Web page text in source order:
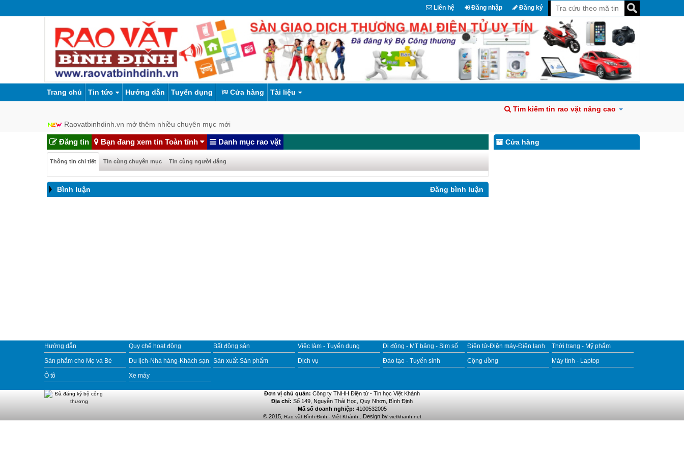
Liên hệ Đăng nhập Đăng ký
Trang chủ Tin tức Hướng dẫn Tuyển dụng Cửa hàng Tài liệu
Tìm kiếm tin rao vặt nâng cao
Raovatbinhdinh.vn mở thêm nhiều chuyên mục mới
Đăng tin Bạn đang xem tin Toàn tỉnh Danh mục rao vặt
Thông tin chi tiết Tin cùng chuyên mục Tin cùng người đăng
Bình luận Đăng bình luận
Cửa hàng
Hướng dẫn Quy chế hoạt động Bất động sản Việc làm - Tuyển dụng Di động - MT bảng - Sim số Điện tử-Điện máy-Điện lạnh Thời trang - Mỹ phẩm
Sản phẩm cho Mẹ và Bé Du lịch-Nhà hàng-Khách sạn Sản xuất-Sản phẩm Dịch vụ Đào tạo - Tuyển sinh Cộng đồng Máy tính - Laptop
Ô tô Xe máy
Đơn vị chủ quản: Công ty TNHH Điện tử - Tin học Việt Khánh
Địa chỉ: Số 149, Nguyễn Thái Học, Quy Nhơn, Bình Định
Mã số doanh nghiệp: 4100532005
© 2015, Rao vặt Bình Định - Việt Khánh . Design by vietkhanh.net